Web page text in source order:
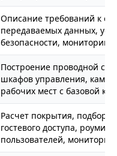
Описание требований к
передаваемых данных,
безопасности,
Построение проводной
шкафов управления,
рабочих мест с базовой
Расчет покрытия, подбор
гостевого доступа,
пользователей,